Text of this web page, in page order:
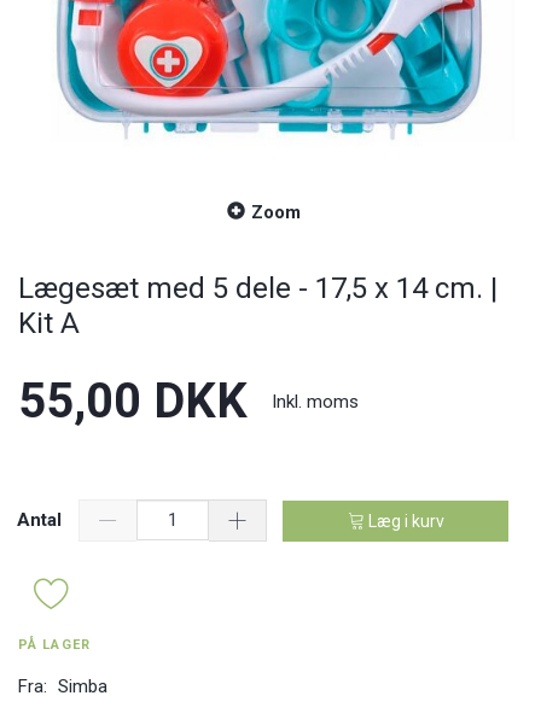
Zoom
Lægesæt med 5 dele - 17,5 x 14 cm. |
Kit A
55,00 DKK Inkl. moms
Antal Læg i kurv
PÅ LAGER
Fra: Simba